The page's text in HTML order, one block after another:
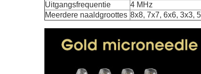
Uitgangsfrequentie
4 MHz
Meerdere naaldgroottes 8x8, 7x7, 6x6, 3x3,